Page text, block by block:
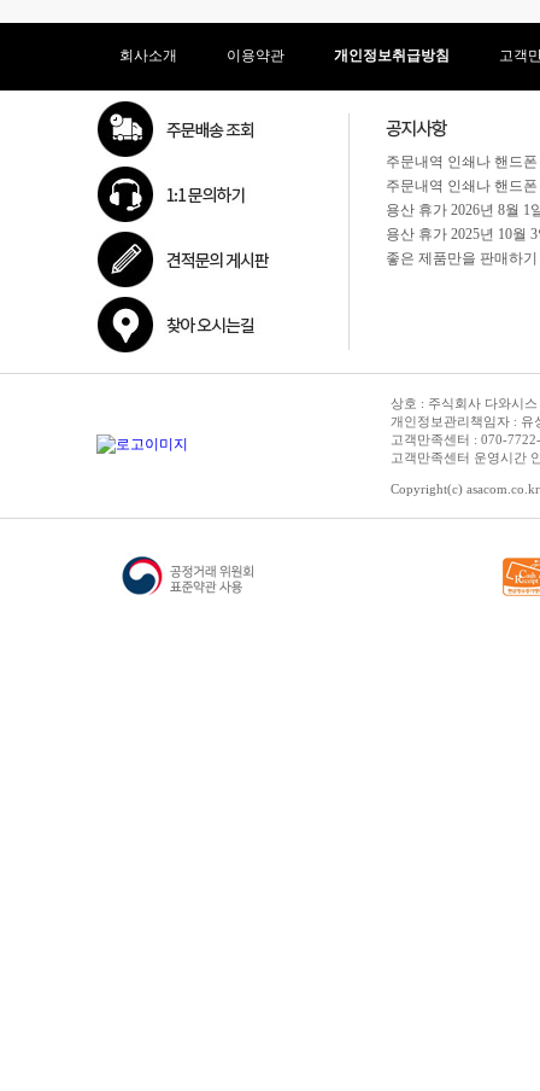
회사소개 이용약관 개인정보취급방침 고객
상호 : 주식회사 다와시
개인정보관리책임자 : 유
고객만족센터 : 070-
고객만족센터 운영시간
Copyright(c)